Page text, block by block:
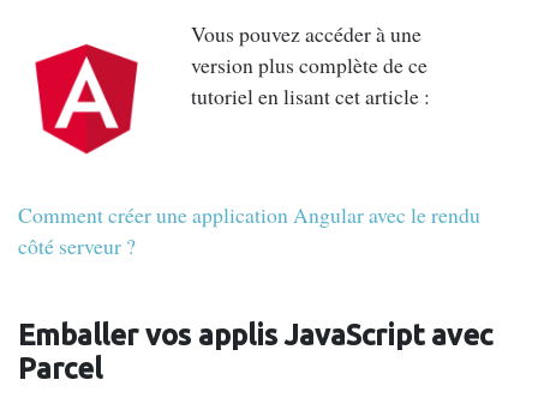
Vous pouvez accéder à une
version plus complète de ce
tutoriel en lisant cet article :
Comment créer une application Angular avec le rendu
côté serveur ?
Emballer vos applis JavaScript avec
Parcel